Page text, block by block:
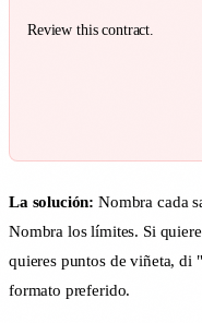
Review this contract.
La solución: Nombra cada
Nombra los límites. Si
quieres puntos de viñeta, di
formato preferido.